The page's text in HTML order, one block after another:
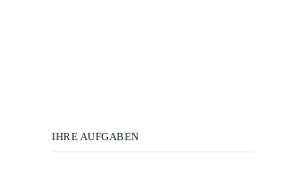
IHRE AUFGABEN